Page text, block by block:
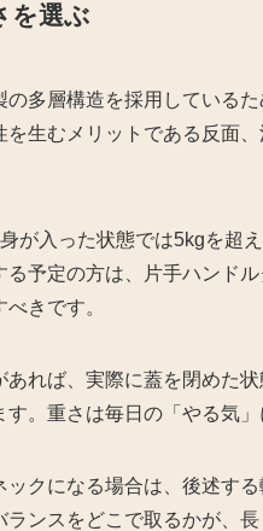
を選ぶ
の多層構造を採用している
を生むメリットである反面
が入った状態では5kgを超
予定の方は、片手ハンド
きです。
あれば、実際に蓋を閉めた
。重さは毎日の「やる気」
ックになる場合は、後述す
ンスをどこで取るかが、